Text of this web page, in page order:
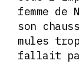
femme
son
mules
fallait